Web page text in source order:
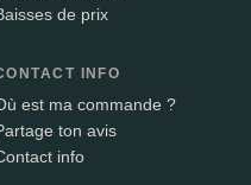
de prix
INFO
est ma commande ?
ton avis
info